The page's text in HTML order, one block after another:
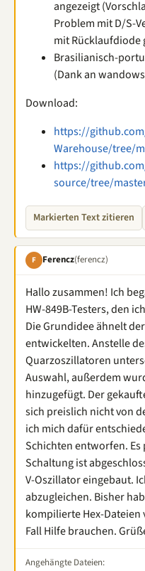
angezeigt
Problem mit D/S-
mit Rücklaufdiode
Brasilianisch-
(Dank an
Download:
https://
Warehouse/tree/
https://
source/tree/
Markierten Text zitieren
F Ferencz(ferencz)
Hallo zusammen! Ich
HW-849B-Testers, den
Die Grundidee ähnelt
entwickelten. Anstelle
Quarzoszillatoren
Auswahl, außerdem
hinzugefügt. Der
sich preislich nicht von
ich mich dafür
Schichten entworfen. Es
Schaltung ist
V-Oszillator eingebaut.
abzugleichen. Bisher
kompilierte Hex-
Fall Hilfe brauchen.
Angehängte Dateien: